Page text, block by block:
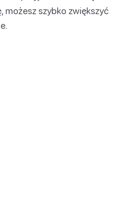
możesz szybko zwiększyć